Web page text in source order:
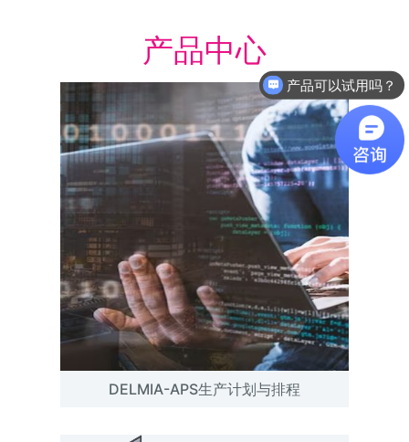
产品中心
DELMIA-APS生产计划与排程
产品可以试用吗？